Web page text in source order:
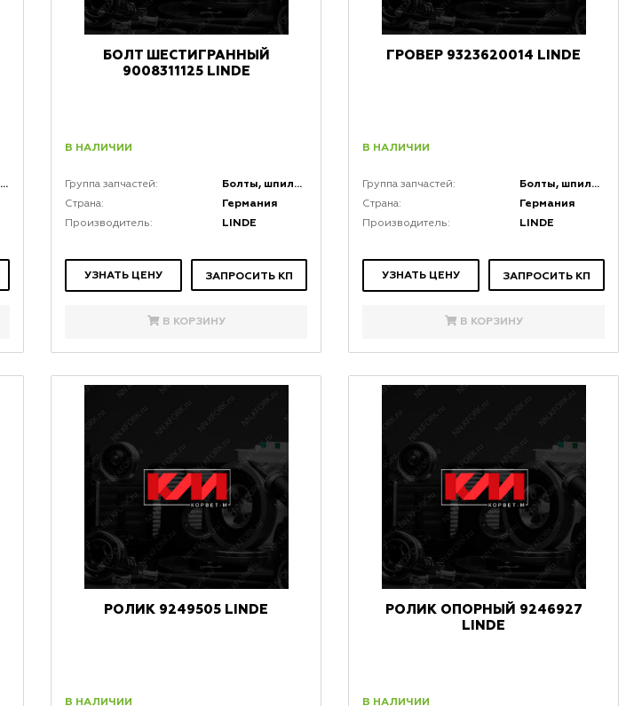
Гидравлические цилиндры
БОЛТ ШЕСТИГРАННЫЙ
9008311125 LINDE
В НАЛИЧИИ
Группа запчастей: Болты, шпильки, крепеж, коннекторы и кронштейны
Страна: Германия
Производитель: LINDE
УЗНАТЬ ЦЕНУ ЗАПРОСИТЬ КП
В КОРЗИНУ
ГРОВЕР 9323620014 LINDE
В НАЛИЧИИ
Группа запчастей: Болты, шпильки, крепеж, коннекторы и кронштейны
Страна: Германия
Производитель: LINDE
УЗНАТЬ ЦЕНУ ЗАПРОСИТЬ КП
В КОРЗИНУ
РОЛИК 9249505 LINDE
В НАЛИЧИИ
РОЛИК ОПОРНЫЙ 9246927
LINDE
В НАЛИЧИИ